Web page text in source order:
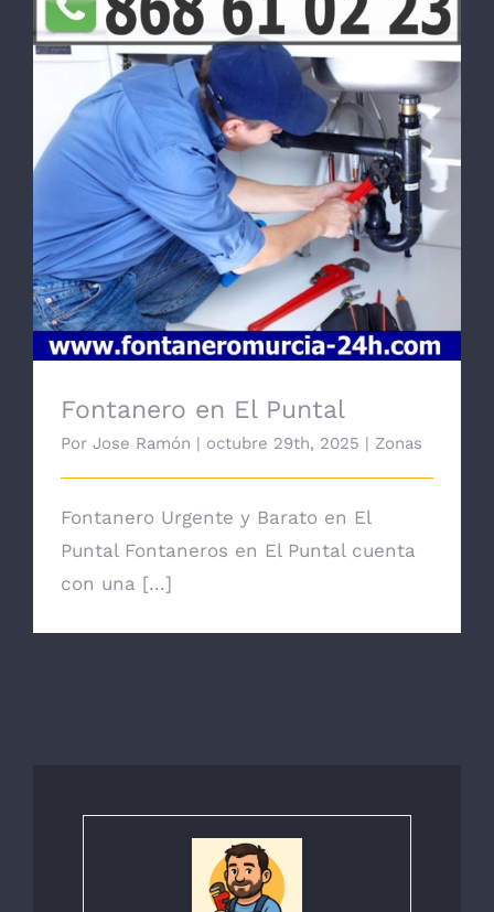
Fontanero en El Puntal
Fontanero en El Puntal
Por Jose Ramón | octubre 29th, 2025 | Zonas
Fontanero Urgente y Barato en El
Puntal Fontaneros en El Puntal cuenta
con una [...]